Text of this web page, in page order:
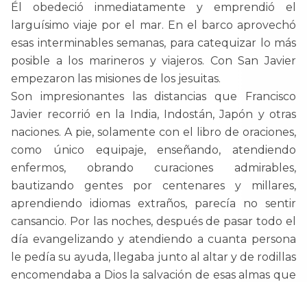
Él obedeció inmediatamente y emprendió el
larguísimo viaje por el mar. En el barco aprovechó
esas interminables semanas, para catequizar lo más
posible a los marineros y viajeros. Con San Javier
empezaron las misiones de los jesuitas.
Son impresionantes las distancias que Francisco
Javier recorrió en la India, Indostán, Japón y otras
naciones. A pie, solamente con el libro de oraciones,
como único equipaje, enseñando, atendiendo
enfermos, obrando curaciones admirables,
bautizando gentes por centenares y millares,
aprendiendo idiomas extraños, parecía no sentir
cansancio. Por las noches, después de pasar todo el
día evangelizando y atendiendo a cuanta persona
le pedía su ayuda, llegaba junto al altar y de rodillas
encomendaba a Dios la salvación de esas almas que